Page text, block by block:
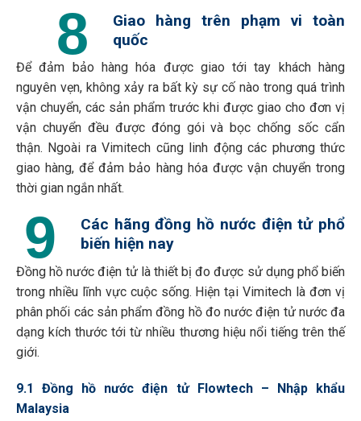
8
Giao hàng trên phạm vi toàn
quốc
Để đảm bảo hàng hóa được giao tới tay khách hàng
nguyên vẹn, không xảy ra bất kỳ sự cố nào trong quá trình
vận chuyển, các sản phẩm trước khi được giao cho đơn vị
vận chuyển đều được đóng gói và bọc chống sốc cẩn
thận. Ngoài ra Vimitech cũng linh động các phương thức
giao hàng, để đảm bảo hàng hóa được vận chuyển trong
thời gian ngắn nhất.
9
Các hãng đồng hồ nước điện tử phổ
biến hiện nay
Đồng hồ nước điện tử là thiết bị đo được sử dụng phổ biến
trong nhiều lĩnh vực cuộc sống. Hiện tại Vimitech là đơn vị
phân phối các sản phẩm đồng hồ đo nước điện tử nước đa
dạng kích thước tới từ nhiều thương hiệu nổi tiếng trên thế
giới.
9.1 Đồng hồ nước điện tử Flowtech – Nhập khẩu
Malaysia